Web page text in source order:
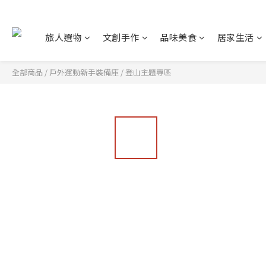
旅人選物 文創手作 品味美食 居家生活
全部商品 / 戶外運動新手裝備庫 / 登山主題專區